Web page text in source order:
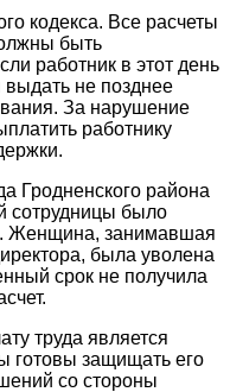
кодекса. Все расчеты
быть
работник в этот день
выдать не позднее
За нарушение
работнику
Гродненского района
сотрудницы было
Женщина, занимавшая
была уволена
срок не получила
труда является
готовы защищать его
со стороны